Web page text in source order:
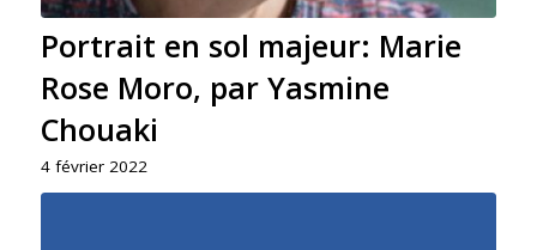
Portrait en sol majeur: Marie
Rose Moro, par Yasmine
Chouaki
4 février 2022